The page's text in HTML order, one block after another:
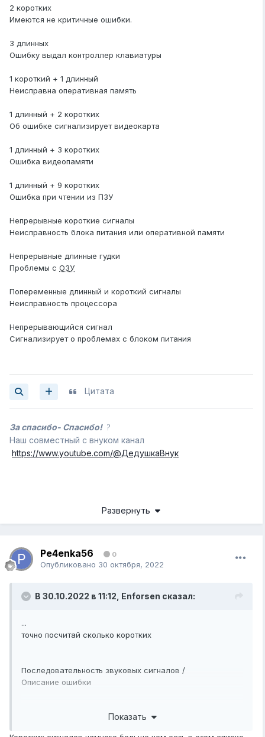
Скриншоты/видео материалы с проблемой (если
Добавьте скриншоты своей проблемы...
2 коротких
Имеются не критичные ошибки.
3 длинных
Ошибку выдал контроллер клавиатуры
1 короткий + 1 длинный
Неисправна оперативная память
1 длинный + 2 коротких
Об ошибке сигнализирует видеокарта
1 длинный + 3 коротких
Ошибка видеопамяти
1 длинный + 9 коротких
Ошибка при чтении из ПЗУ
Непрерывные короткие сигналы
Неисправность блока питания или оперативной памяти
Непрерывные длинные гудки
Проблемы с ОЗУ
Попеременные длинный и короткий сигналы
Неисправность процессора
Непрерывающийся сигнал
Сигнализирует о проблемах с блоком питания
Цитата
За спасибо- Спасибо! ?
Наш совместный с внуком канал
https://www.youtube.com/@ДедушкаВнук
Развернуть
Pe4enka56 0
Опубликовано 30 октября, 2022
В 30.10.2022 в 11:12, Enforsen сказал:
...
точно посчитай сколько коротких
Последовательность звуковых сигналов /
Описание ошибки
Загрузка прошла успешноПоказать